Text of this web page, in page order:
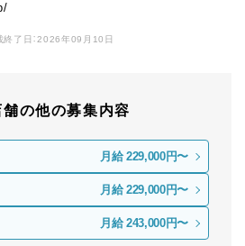
終了日：2026年09月10日
舗の他の募集内容
月給 229,000円〜
月給 229,000円〜
月給 243,000円〜